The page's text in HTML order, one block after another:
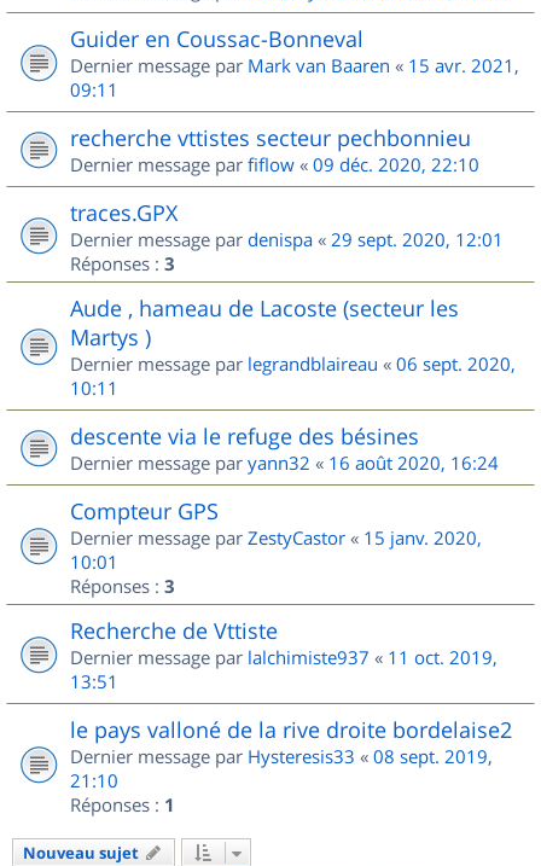
Guider en Coussac-Bonneval
Dernier message par Mark van Baaren « 15 avr. 2021,
09:11
recherche vttistes secteur pechbonnieu
Dernier message par fiflow « 09 déc. 2020, 22:10
traces.GPX
Dernier message par denispa « 29 sept. 2020, 12:01
Réponses : 3
Aude , hameau de Lacoste (secteur les
Martys )
Dernier message par legrandblaireau « 06 sept. 2020,
10:11
descente via le refuge des bésines
Dernier message par yann32 « 16 août 2020, 16:24
Compteur GPS
Dernier message par ZestyCastor « 15 janv. 2020,
10:01
Réponses : 3
Recherche de Vttiste
Dernier message par lalchimiste937 « 11 oct. 2019,
13:51
le pays valloné de la rive droite bordelaise2
Dernier message par Hysteresis33 « 08 sept. 2019,
21:10
Réponses : 1
Nouveau sujet